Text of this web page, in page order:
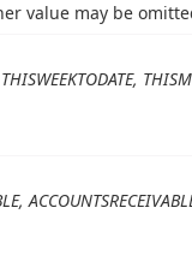
value may be